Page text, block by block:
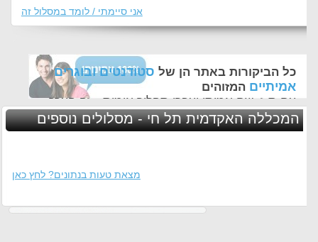
אני סיימתי / לומד במסלול זה
כל הביקורות באתר הן של סטודנטים ובוגרים
אמיתיים המזוהים
עם ת.ז, שם אמיתי ועברו תהליך אימות - זה הערך
החשוב לנו ביותר באתר
המכללה האקדמית תל חי - מסלולים נוספים
מצאת טעות בנתונים? לחץ כאן